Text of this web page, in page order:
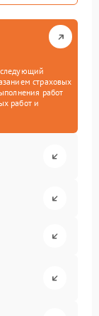
страховых
работ
работ и